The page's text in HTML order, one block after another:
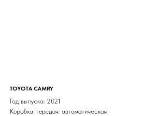
TOYOTA CAMRY
Год выпуска: 2021
Коробка передач: автоматическая